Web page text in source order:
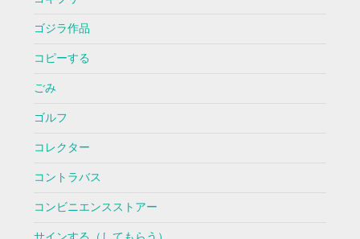
ゴジラ作品
コピーする
ごみ
ゴルフ
コレクター
コントラバス
コンビニエンスストアー